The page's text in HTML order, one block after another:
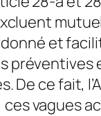
et
ce fait,
vagues